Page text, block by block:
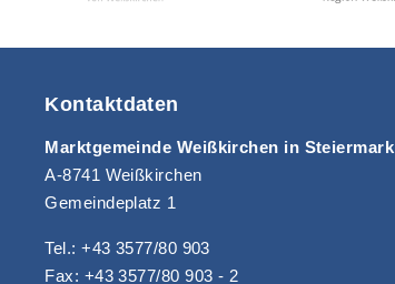
Kontaktdaten
Marktgemeinde Weißkirchen in Steiermark
A-8741 Weißkirchen
Gemeindeplatz 1
Tel.: +43 3577/80 903
Fax: +43 3577/80 903 - 2